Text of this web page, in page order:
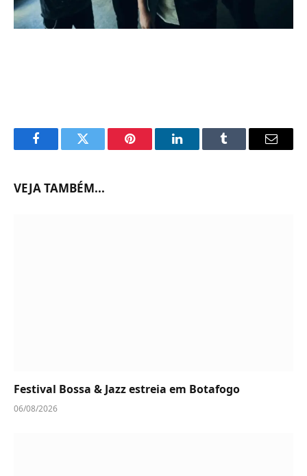
FacebookTwitter Pinterest LinkedInTumblr Email
VEJA TAMBÉM...
Festival Bossa & Jazz estreia em Botafogo
06/08/2026